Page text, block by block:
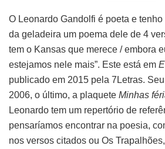
O Leonardo Gandolfi é poeta e
da geladeira um poema dele de 4
tem o Kansas que merece / embora
estejamos nele mais”. Este está em
publicado em 2015 pela 7Letras.
2006, o último, a plaquete Minhas
Leonardo tem um repertório de
pensaríamos encontrar na poesia,
nos versos citados ou Os